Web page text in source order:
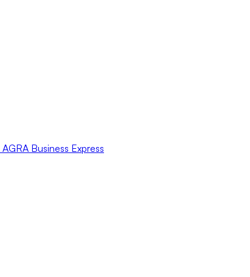
AGRA Business Express